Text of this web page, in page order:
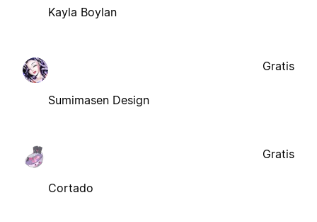
Kayla Boylan
Sumimasen Design
Gratis
Cortado
Gratis